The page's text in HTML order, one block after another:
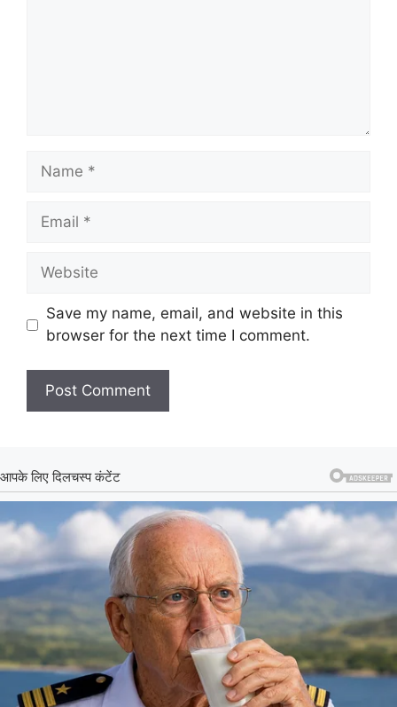
Name
Email
Website
Save my name, email, and website in this
browser for the next time I comment.